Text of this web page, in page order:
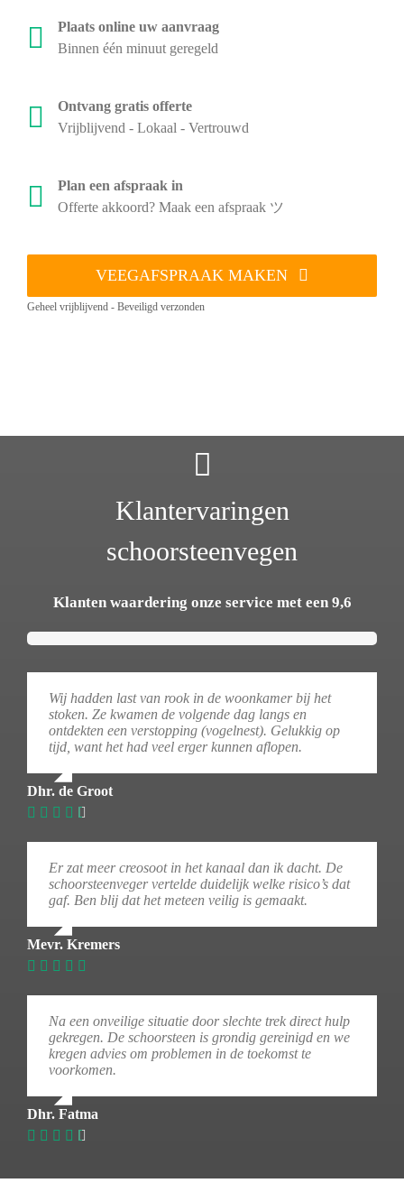
Plaats online uw aanvraag
Binnen één minuut geregeld
Ontvang gratis offerte
Vrijblijvend - Lokaal - Vertrouwd
Plan een afspraak in
Offerte akkoord? Maak een afspraak ツ
VEEGAFSPRAAK MAKEN
Geheel vrijblijvend - Beveiligd verzonden
Klantervaringen
schoorsteenvegen
Klanten waardering onze service met een 9,6
Wij hadden last van rook in de woonkamer bij het
stoken. Ze kwamen de volgende dag langs en
ontdekten een verstopping (vogelnest). Gelukkig op
tijd, want het had veel erger kunnen aflopen.
Dhr. de Groot
Er zat meer creosoot in het kanaal dan ik dacht. De
schoorsteenveger vertelde duidelijk welke risico’s dat
gaf. Ben blij dat het meteen veilig is gemaakt.
Mevr. Kremers
Na een onveilige situatie door slechte trek direct hulp
gekregen. De schoorsteen is grondig gereinigd en we
kregen advies om problemen in de toekomst te
voorkomen.
Dhr. Fatma